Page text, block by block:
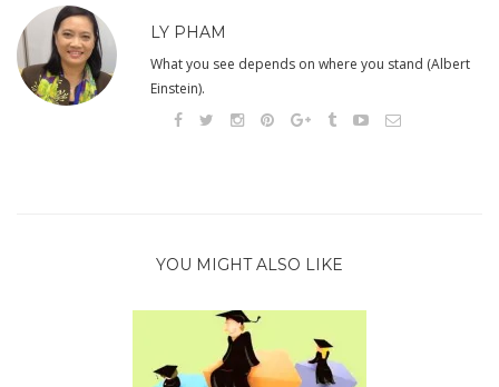
LY PHAM
What you see depends on where you stand (Albert
Einstein).
YOU MIGHT ALSO LIKE